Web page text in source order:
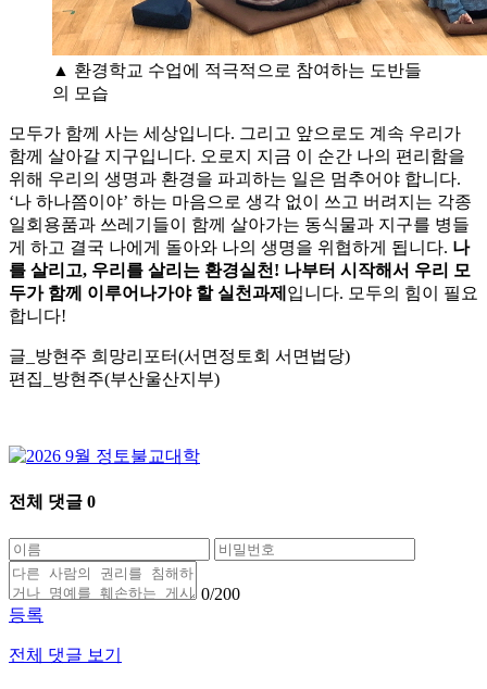
▲ 환경학교 수업에 적극적으로 참여하는 도반들
의 모습
모두가 함께 사는 세상입니다. 그리고 앞으로도 계속 우리가
함께 살아갈 지구입니다. 오로지 지금 이 순간 나의 편리함을
위해 우리의 생명과 환경을 파괴하는 일은 멈추어야 합니다.
‘나 하나쯤이야’ 하는 마음으로 생각 없이 쓰고 버려지는 각종
일회용품과 쓰레기들이 함께 살아가는 동식물과 지구를 병들
게 하고 결국 나에게 돌아와 나의 생명을 위협하게 됩니다. 나
를 살리고, 우리를 살리는 환경실천! 나부터 시작해서 우리 모
두가 함께 이루어나가야 할 실천과제 입니다. 모두의 힘이 필요
합니다!
글_방현주 희망리포터(서면정토회 서면법당)
편집_방현주(부산울산지부)
전체 댓글 0
0/200
등록
전체 댓글 보기